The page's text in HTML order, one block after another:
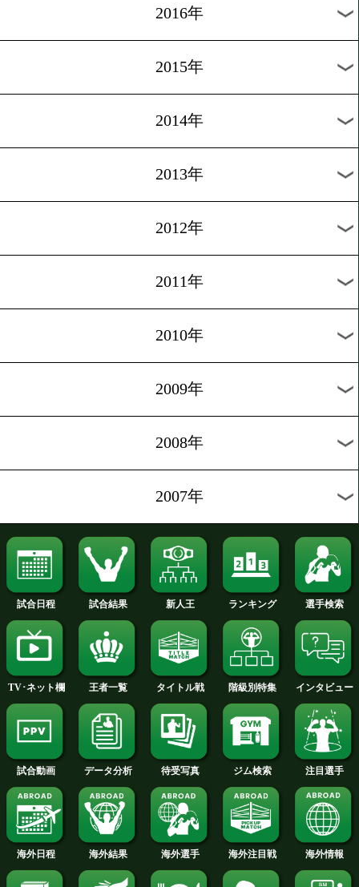
2023年
2022年
2020年
2019年
2018年
2017年
2016年
2015年
2014年
2013年
2012年